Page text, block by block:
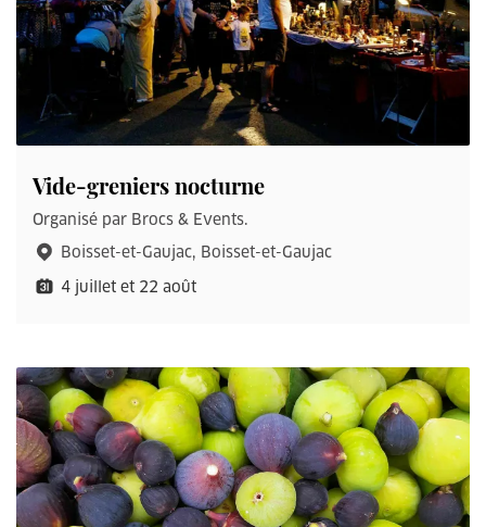
Vide-greniers nocturne
Organisé par Brocs & Events.
Boisset-et-Gaujac, Boisset-et-Gaujac
4 juillet et 22 août